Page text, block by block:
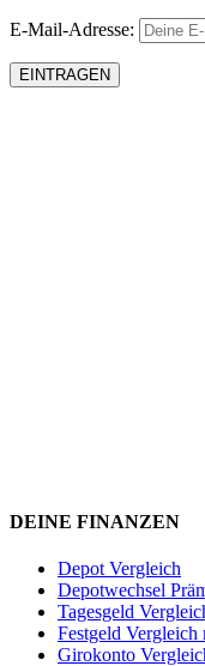
E-Mail-Adresse:
DEINE FINANZEN
Depot Vergleich
Depotwechsel
Tagesgeld
Festgeld
Girokonto